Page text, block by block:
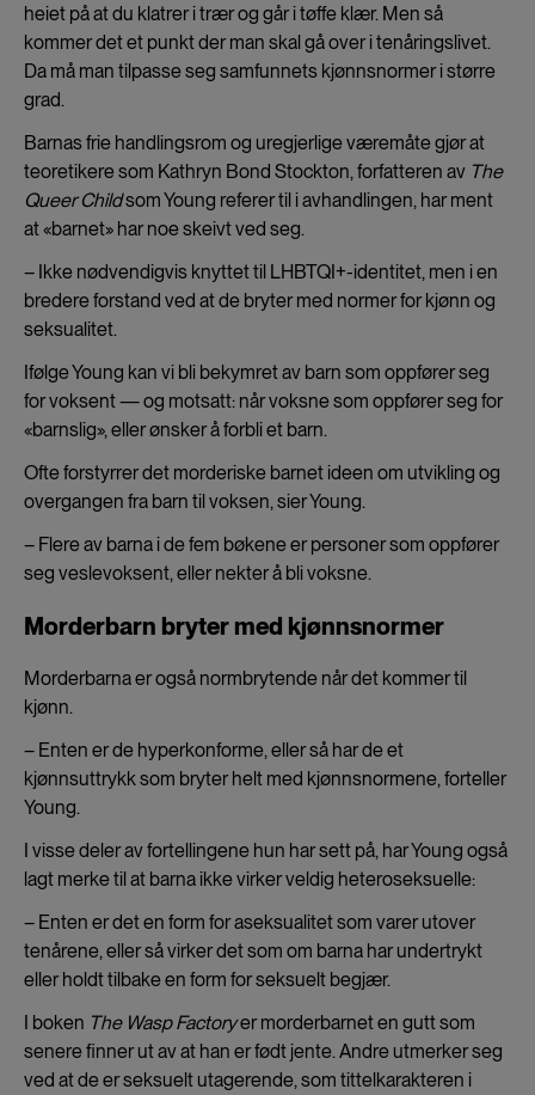
heiet på at du klatrer i trær og går i tøffe klær. Men så
kommer det et punkt der man skal gå over i tenåringslivet.
Da må man tilpasse seg samfunnets kjønnsnormer i større
grad.
Barnas frie handlingsrom og uregjerlige væremåte gjør at
teoretikere som Kathryn Bond Stockton, forfatteren av The
Queer Childsom Young referer til i avhandlingen, har ment
at «barnet» har noe skeivt ved seg.
– Ikke nødvendigvis knyttet til LHBTQI+-identitet, men i en
bredere forstand ved at de bryter med normer for kjønn og
seksualitet.
Ifølge Young kan vi bli bekymret av barn som oppfører seg
for voksent — og motsatt: når voksne som oppfører seg for
«barnslig», eller ønsker å forbli et barn.
Ofte forstyrrer det morderiske barnet ideen om utvikling og
overgangen fra barn til voksen, sier Young.
– Flere av barna i de fem bøkene er personer som oppfører
seg veslevoksent, eller nekter å bli voksne.
Morderbarn bryter med kjønnsnormer
Morderbarna er også normbrytende når det kommer til
kjønn.
– Enten er de hyperkonforme, eller så har de et
kjønnsuttrykk som bryter helt med kjønnsnormene, forteller
Young.
I visse deler av fortellingene hun har sett på, har Young også
lagt merke til at barna ikke virker veldig heteroseksuelle:
– Enten er det en form for aseksualitet som varer utover
tenårene, eller så virker det som om barna har undertrykt
eller holdt tilbake en form for seksuelt begjær.
I boken The Wasp Factoryer morderbarnet en gutt som
senere finner ut av at han er født jente. Andre utmerker seg
ved at de er seksuelt utagerende, som tittelkarakteren i